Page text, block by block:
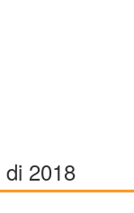
2018